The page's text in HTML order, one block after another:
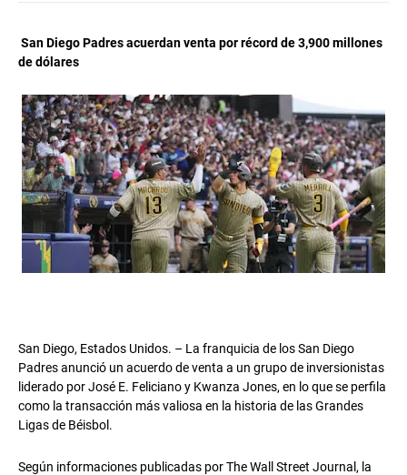
San Diego Padres acuerdan venta por récord de 3,900 millones
de dólares
San Diego, Estados Unidos. – La franquicia de losSan Diego
Padresanunció un acuerdo de venta a un grupo de inversionistas
liderado porJosé E. Felicianoy Kwanza Jones, en lo que se perfila
como la transacción más valiosa en la historia de las Grandes
Ligas de Béisbol.
Según informaciones publicadas porThe Wall Street Journal , la